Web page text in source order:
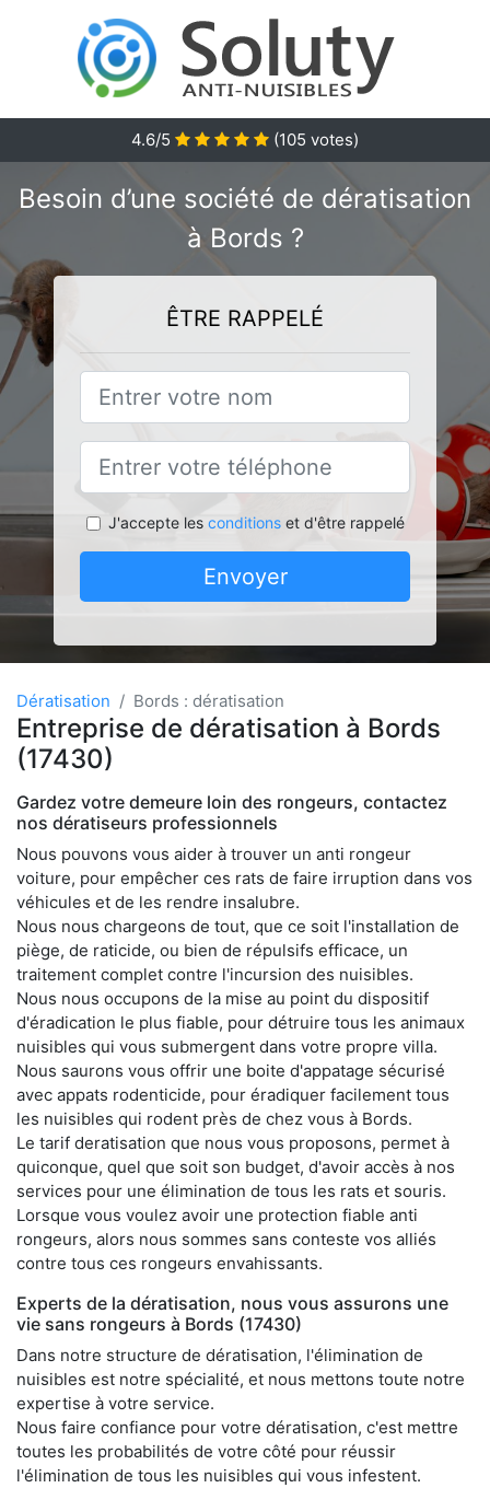
4.6/5 (105 votes)
Besoin d’une société de dératisation
à Bords ?
ÊTRE RAPPELÉ
J'accepte les conditionset d'être rappelé
Envoyer
Dératisation Bords : dératisation
Entreprise de dératisation à Bords
(17430)
Gardez votre demeure loin des rongeurs, contactez
nos dératiseurs professionnels
Nous pouvons vous aider à trouver un anti rongeur
voiture, pour empêcher ces rats de faire irruption dans vos
véhicules et de les rendre insalubre.
Nous nous chargeons de tout, que ce soit l'installation de
piège, de raticide, ou bien de répulsifs efficace, un
traitement complet contre l'incursion des nuisibles.
Nous nous occupons de la mise au point du dispositif
d'éradication le plus fiable, pour détruire tous les animaux
nuisibles qui vous submergent dans votre propre villa.
Nous saurons vous offrir une boite d'appatage sécurisé
avec appats rodenticide, pour éradiquer facilement tous
les nuisibles qui rodent près de chez vous à Bords.
Le tarif deratisation que nous vous proposons, permet à
quiconque, quel que soit son budget, d'avoir accès à nos
services pour une élimination de tous les rats et souris.
Lorsque vous voulez avoir une protection fiable anti
rongeurs, alors nous sommes sans conteste vos alliés
contre tous ces rongeurs envahissants.
Experts de la dératisation, nous vous assurons une
vie sans rongeurs à Bords (17430)
Dans notre structure de dératisation, l'élimination de
nuisibles est notre spécialité, et nous mettons toute notre
expertise à votre service.
Nous faire confiance pour votre dératisation, c'est mettre
toutes les probabilités de votre côté pour réussir
l'élimination de tous les nuisibles qui vous infestent.